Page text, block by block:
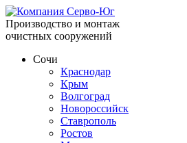
Производство и монтаж
очистных сооружений
Сочи
Краснодар
Крым
Волгоград
Новороссийск
Ставрополь
Ростов